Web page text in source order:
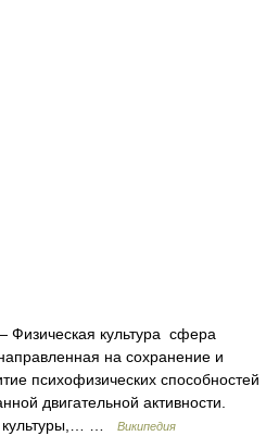
Физическая культура сфера
на сохранение и
психофизических способностей
двигательной активности.
культуры,… …
Википедия